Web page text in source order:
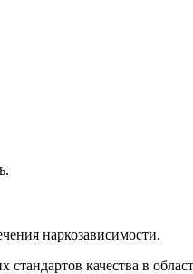
наркозависимости.
качества в